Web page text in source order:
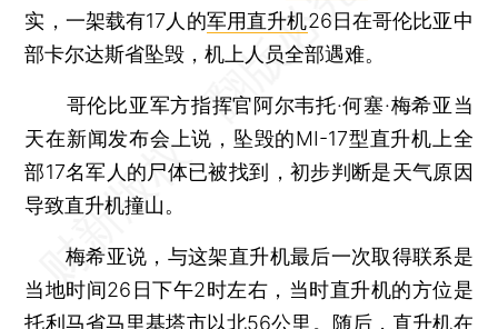
实，一架载有17人的军用直升机26日在哥伦比亚中
部卡尔达斯省坠毁，机上人员全部遇难。
哥伦比亚军方指挥官阿尔韦托·何塞·梅希亚当
天在新闻发布会上说，坠毁的MI-17型直升机上全
部17名军人的尸体已被找到，初步判断是天气原因
导致直升机撞山。
梅希亚说，与这架直升机最后一次取得联系是
当地时间26日下午2时左右，当时直升机的方位是
托利马省马里基塔市以北56公里。随后，直升机在